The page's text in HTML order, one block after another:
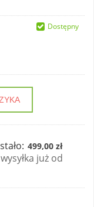
499,00 zł
już od
Dostępny